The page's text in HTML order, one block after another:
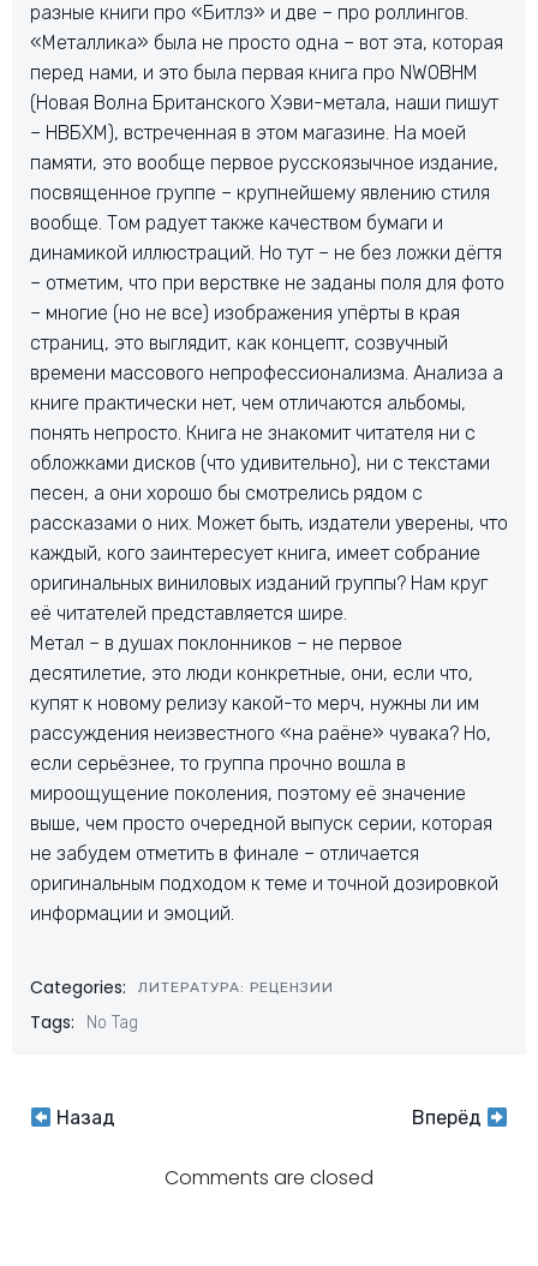
разные книги про «Битлз» и две – про роллингов.
«Металлика» была не просто одна – вот эта, которая
перед нами, и это была первая книга про NWOBHM
(Новая Волна Британского Хэви-метала, наши пишут
– НВБХМ), встреченная в этом магазине. На моей
памяти, это вообще первое русскоязычное издание,
посвященное группе – крупнейшему явлению стиля
вообще. Том радует также качеством бумаги и
динамикой иллюстраций. Но тут – не без ложки дёгтя
– отметим, что при верствке не заданы поля для фото
– многие (но не все) изображения упёрты в края
страниц, это выглядит, как концепт, созвучный
времени массового непрофессионализма. Анализа а
книге практически нет, чем отличаются альбомы,
понять непросто. Книга не знакомит читателя ни с
обложками дисков (что удивительно), ни с текстами
песен, а они хорошо бы смотрелись рядом с
рассказами о них. Может быть, издатели уверены, что
каждый, кого заинтересует книга, имеет собрание
оригинальных виниловых изданий группы? Нам круг
её читателей представляется шире.
Метал – в душах поклонников – не первое
десятилетие, это люди конкретные, они, если что,
купят к новому релизу какой-то мерч, нужны ли им
рассуждения неизвестного «на раёне» чувака? Но,
если серьёзнее, то группа прочно вошла в
мироощущение поколения, поэтому её значение
выше, чем просто очередной выпуск серии, которая
не забудем отметить в финале – отличается
оригинальным подходом к теме и точной дозировкой
информации и эмоций.
Categories: ЛИТЕРАТУРА: РЕЦЕНЗИИ
Tags: No Tag
Навигация
Назад
Навигация
по
Вперёд
Comments are closed